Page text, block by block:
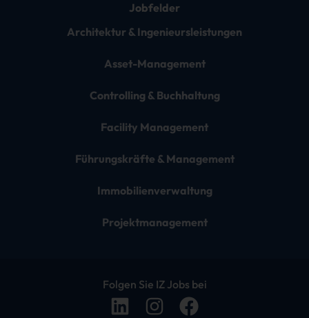
Jobfelder
Architektur & Ingenieursleistungen
Asset-Management
Controlling & Buchhaltung
Facility Management
Führungskräfte & Management
Immobilienverwaltung
Projektmanagement
Folgen Sie IZ Jobs bei